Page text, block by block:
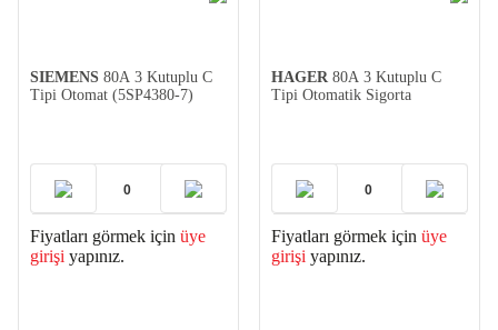
SIEMENS 80A 3 Kutuplu C
Tipi Otomat (5SP4380-7)
Fiyatları görmek için üye
girişi yapınız.
HAGER 80A 3 Kutuplu C
Tipi Otomatik Sigorta
Fiyatları görmek için üye
girişi yapınız.